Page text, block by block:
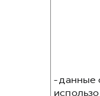
- данные